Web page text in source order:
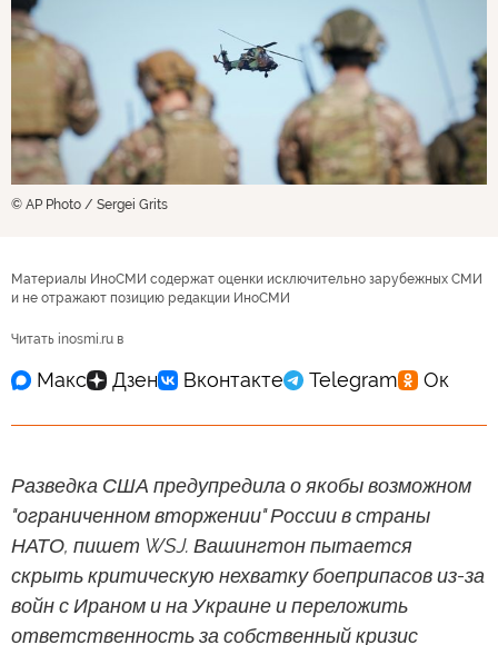
© AP Photo / Sergei Grits
Материалы ИноСМИ содержат оценки исключительно зарубежных СМИ
и не отражают позицию редакции ИноСМИ
Читать inosmi.ru в
Разведка США предупредила о якобы возможном
"ограниченном вторжении" России в страны
НАТО, пишет WSJ. Вашингтон пытается
скрыть критическую нехватку боеприпасов из-за
войн с Ираном и на Украине и переложить
ответственность за собственный кризис